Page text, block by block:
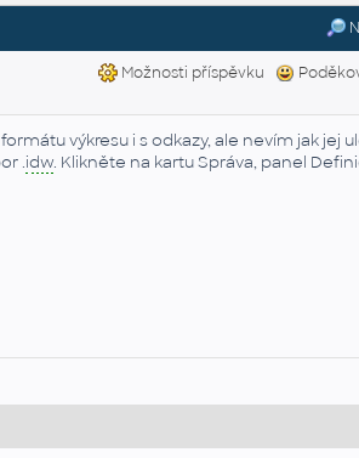
Možnosti příspěvku
výkresu i s odkazy, ale nevím jak jej
.idw. Klikněte na kartu Správa, panel